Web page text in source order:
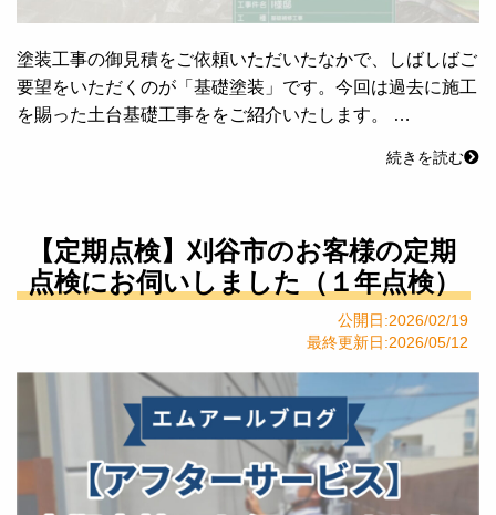
塗装工事の御見積をご依頼いただいたなかで、しばしばご
要望をいただくのが「基礎塗装」です。今回は過去に施工
を賜った土台基礎工事ををご紹介いたします。 …
続きを読む
【定期点検】刈谷市のお客様の定期
点検にお伺いしました（１年点検）
公開日:2026/02/19
最終更新日:2026/05/12